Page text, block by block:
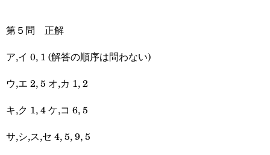
第５問 正解
ア,イ 0, 1 (解答の順序は問わない)
ウ,エ 2, 5 オ,カ 1, 2
キ,ク 1, 4 ケ,コ 6, 5
サ,シ,ス,セ 4, 5, 9, 5